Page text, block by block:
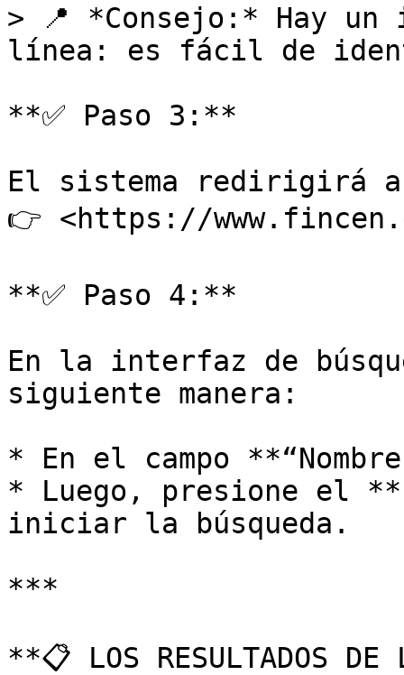
> 📍 *Consejo:* Hay
línea: es fácil de
**✅ Paso 3:**
El sistema redirigirá a
👉 <https://
**✅ Paso 4:**
En la interfaz de
siguiente manera:
* En el campo
* Luego, presione el
iniciar la búsqueda.
***
**📋 LOS RESULTADOS DE